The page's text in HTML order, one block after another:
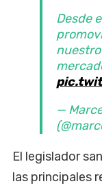
Desde
—
El legislador
las principales